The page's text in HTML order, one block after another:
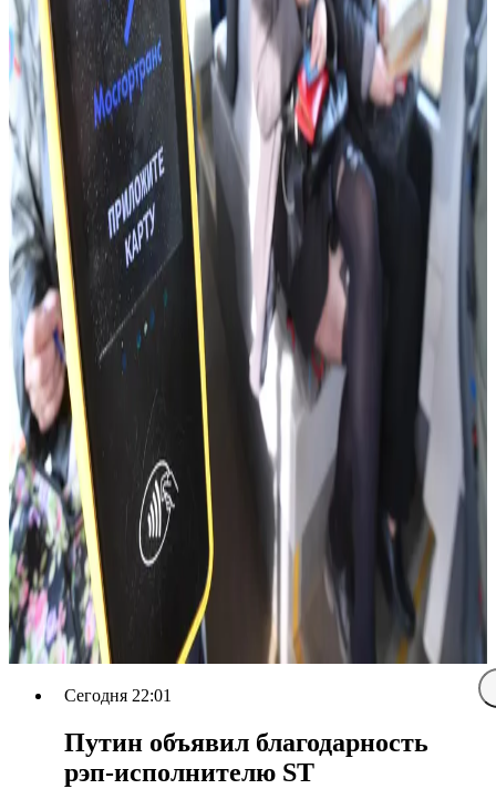
Сегодня 22:01
Путин объявил благодарность
рэп-исполнителю ST